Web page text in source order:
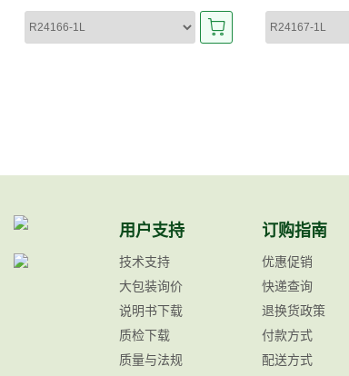
用户支持
技术支持
大包装询价
说明书下载
质检下载
质量与法规
订购指南
优惠促销
快递查询
退换货政策
付款方式
配送方式